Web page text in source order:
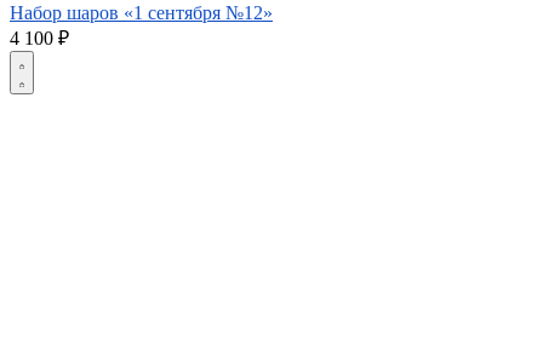
Набор шаров «1 сентября №12»
4 100 ₽